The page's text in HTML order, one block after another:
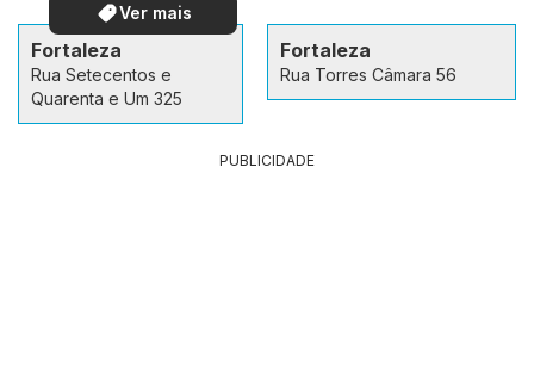
Ver mais
Fortaleza
Rua Setecentos e
Quarenta e Um 325
Fortaleza
Rua Torres Câmara 56
PUBLICIDADE